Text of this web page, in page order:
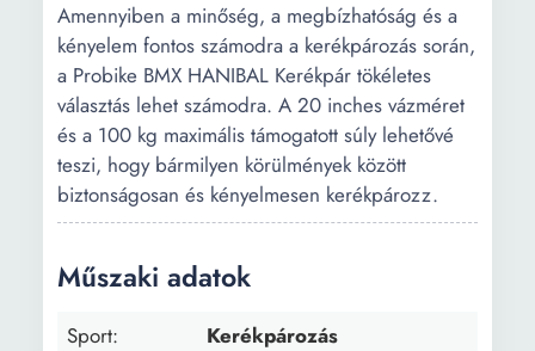
Amennyiben a minőség, a megbízhatóság és a
kényelem fontos számodra a kerékpározás során,
a Probike BMX HANIBAL Kerékpár tökéletes
választás lehet számodra. A 20 inches vázméret
és a 100 kg maximális támogatott súly lehetővé
teszi, hogy bármilyen körülmények között
biztonságosan és kényelmesen kerékpározz.
Műszaki adatok
Sport:
Kerékpározás